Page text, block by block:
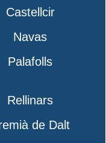
Castellcir
Navas
Palafolls
Rellinars
de Dalt